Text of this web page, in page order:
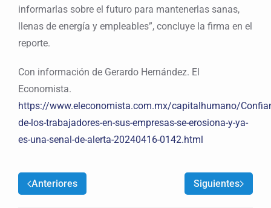
informarlas sobre el futuro para mantenerlas sanas,
llenas de energía y empleables”, concluye la firma en el
reporte.
Con información de Gerardo Hernández. El
Economista.
https://www.eleconomista.com.mx/capitalhumano/
de-los-trabajadores-en-sus-empresas-se-erosiona-y-ya-
es-una-senal-de-alerta-20240416-0142.html
Anteriores Siguientes